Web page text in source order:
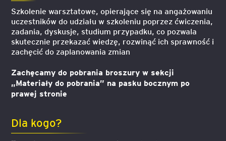
Szkolenie warsztatowe, opierające się na angażowaniu
uczestników do udziału w szkoleniu poprzez ćwiczenia,
zadania, dyskusje, studium przypadku, co pozwala
skutecznie przekazać wiedzę, rozwinąć ich sprawność i
zachęcić do zaplanowania zmian
Zachęcamy do pobrania broszury w sekcji
„Materiały do pobrania” na pasku bocznym po
prawej stronie
Dla kogo?